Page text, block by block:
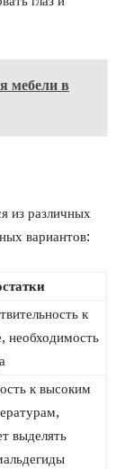
мебели в
из различных
вариантов:
к
необходимость
к высоким
выделять